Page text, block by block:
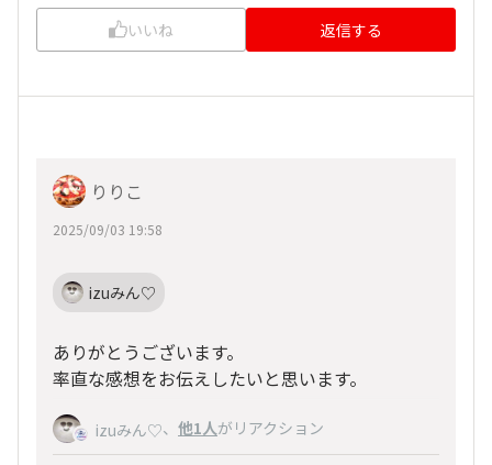
いいね 返信する
りりこ
2025/09/03 19:58
izuみん♡
ありがとうございます。
率直な感想をお伝えしたいと思います。
izuみん♡、 他1人がリアクション